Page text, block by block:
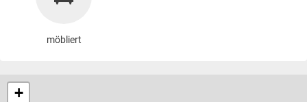
möbliert
+